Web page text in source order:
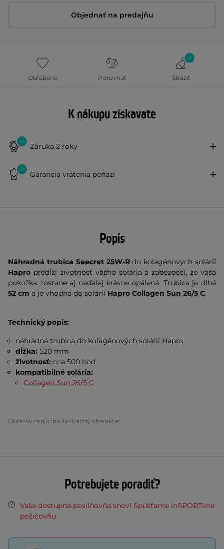
Objednať na predajňu
Obľúbené Porovnať Strážiť
K nákupu získavate
Záruka 2 roky
Garancia vrátenia peňazí
Popis
Náhradná trubica Seecret 25W-Rdo kolagénových solárií
Hapro predĺži životnosť vášho solária a zabezpečí, že vaša
pokožka zostane aj naďalej krásne opálená. Trubica je dlhá
52 cm a je vhodná do solárií Hapro Collagen Sun 26/5 C.
Technický popis:
náhradná trubica do kolagénových solárií Hapro
dĺžka: 520 mm
životnosť: cca 500 hod
kompatibilné solária:
Collagen Sun 26/5 C
Obrázky majú iba ilustračný charakter.
Potrebujete poradiť?
Vaša dostupná posilňovňa snov! Spúšťame inSPORTline
požičovňu